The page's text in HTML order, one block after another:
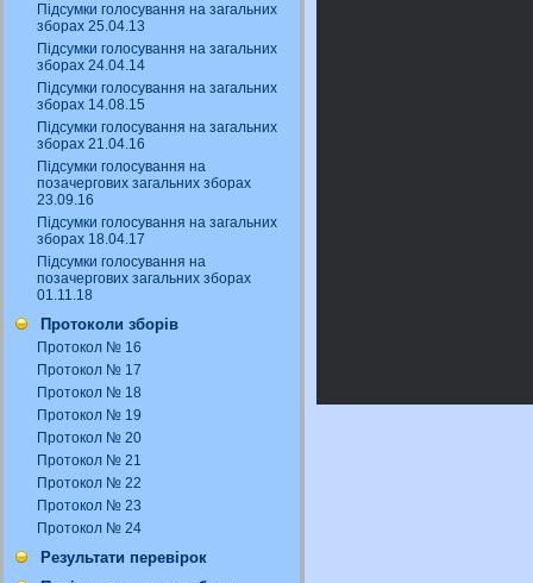
Підсумки голосування на загальних
зборах 25.04.13
Підсумки голосування на загальних
зборах 24.04.14
Підсумки голосування на загальних
зборах 14.08.15
Підсумки голосування на загальних
зборах 21.04.16
Підсумки голосування на
позачергових загальних зборах
23.09.16
Підсумки голосування на загальних
зборах 18.04.17
Підсумки голосування на
позачергових загальних зборах
01.11.18
Протоколи зборів
Протокол № 16
Протокол № 17
Протокол № 18
Протокол № 19
Протокол № 20
Протокол № 21
Протокол № 22
Протокол № 23
Протокол № 24
Результати перевірок